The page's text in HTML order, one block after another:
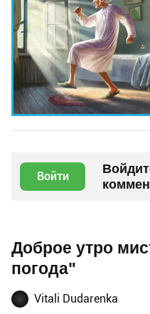
Войти
Доброе утро
погода"
Vitali Dudarenka